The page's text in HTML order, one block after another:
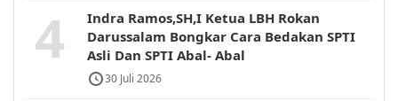
4
Indra Ramos,SH,I Ketua LBH Rokan
Darussalam Bongkar Cara Bedakan SPTI
Asli Dan SPTI Abal- Abal
30 Juli 2026